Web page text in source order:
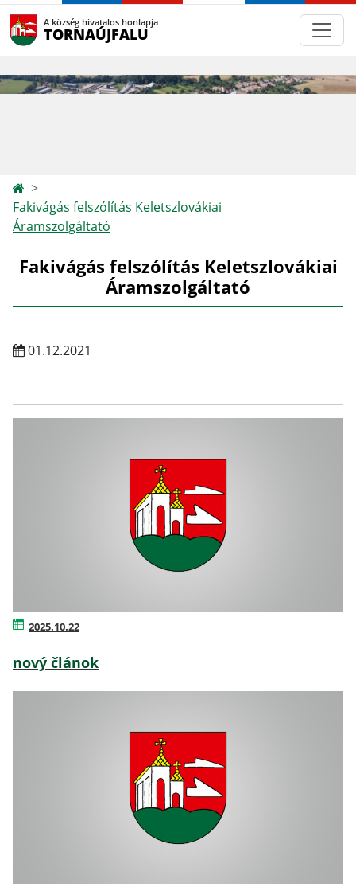
A község hivatalos honlapja
TORNAÚJFALU
Fakivágás felszólítás Keletszlovákiai
Áramszolgáltató
Fakivágás felszólítás Keletszlovákiai
Áramszolgáltató
01.12.2021
2025.10.22
nový článok